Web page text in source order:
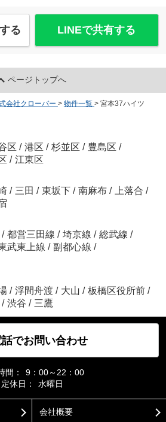
る LINEで共有する
ページトップへ
会社クローバー > 物件一覧 > 宮本37ハイツ
区 / 港区 / 杉並区 / 豊島区 /
/ 江東区
/ 三田 / 東坂下 / 南麻布 / 上落合 /
/ 都営三田線 / 埼京線 / 総武線 /
武東上線 / 副都心線 /
/ 浮間舟渡 / 大山 / 板橋区役所前 /
/ 渋谷 / 三鷹
話でお問い合わせ
間：
9：00～22：00
定休日：
水曜日
会社概要